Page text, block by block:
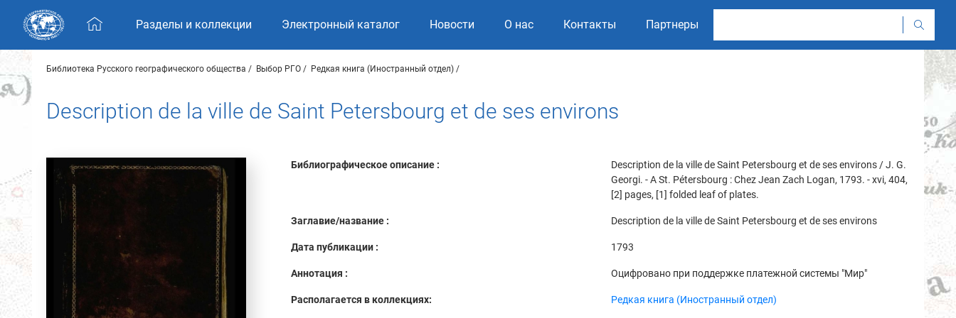
Skip navigation
Разделы и коллекции Электронный каталог Новости О нас Контакты Партнеры
Библиотека Русского географического общества Выбор РГО Редкая книга (Иностранный отдел)
Description de la ville de Saint Petersbourg et de ses environs
Библиографическое описание :
Description de la ville de Saint Petersbourg et de ses environs / J. G.
Georgi. - A St. Pétersbourg : Chez Jean Zach Logan, 1793. - xvi, 404,
[2] pages, [1] folded leaf of plates.
Заглавие/название : Description de la ville de Saint Petersbourg et de ses environs
Дата публикации : 1793
Аннотация : Оцифровано при поддержке платежной системы "Мир"
Располагается в коллекциях: Редкая книга (Иностранный отдел)